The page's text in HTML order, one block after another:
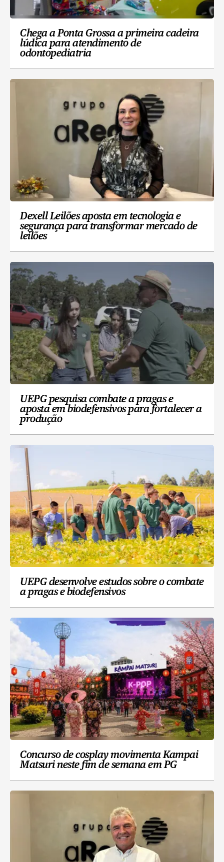
Chega a Ponta Grossa a primeira cadeira
lúdica para atendimento de
odontopediatria
Dexell Leilões aposta em tecnologia e
segurança para transformar mercado de
leilões
UEPG pesquisa combate a pragas e
aposta em biodefensivos para fortalecer a
produção
UEPG desenvolve estudos sobre o combate
a pragas e biodefensivos
Concurso de cosplay movimenta Kampai
Matsuri neste fim de semana em PG